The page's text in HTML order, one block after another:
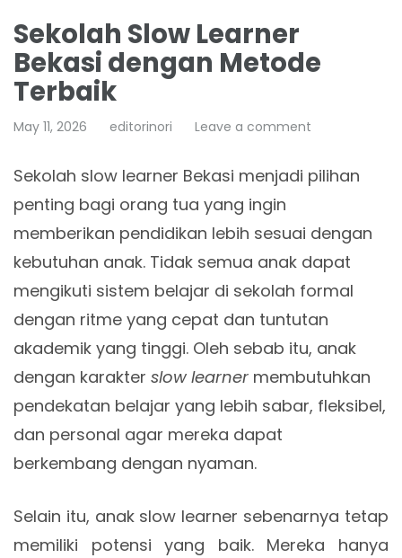
Sekolah Slow Learner
Bekasi dengan Metode
Terbaik
May 11, 2026 editorinori Leave a comment
Sekolah slow learner Bekasi menjadi pilihan
penting bagi orang tua yang ingin
memberikan pendidikan lebih sesuai dengan
kebutuhan anak. Tidak semua anak dapat
mengikuti sistem belajar di sekolah formal
dengan ritme yang cepat dan tuntutan
akademik yang tinggi. Oleh sebab itu, anak
dengan karakter slow learner membutuhkan
pendekatan belajar yang lebih sabar, fleksibel,
dan personal agar mereka dapat
berkembang dengan nyaman.
Selain itu, anak slow learner sebenarnya tetap
memiliki potensi yang baik. Mereka hanya